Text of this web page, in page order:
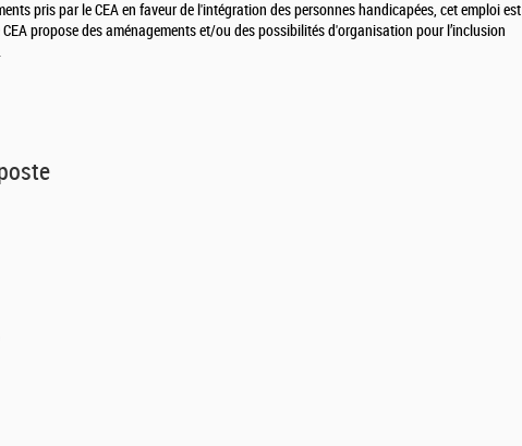
pris par le CEA en faveur de l'intégration des personnes handicapées, cet emploi est
propose des aménagements et/ou des possibilités d'organisation pour l’inclusion